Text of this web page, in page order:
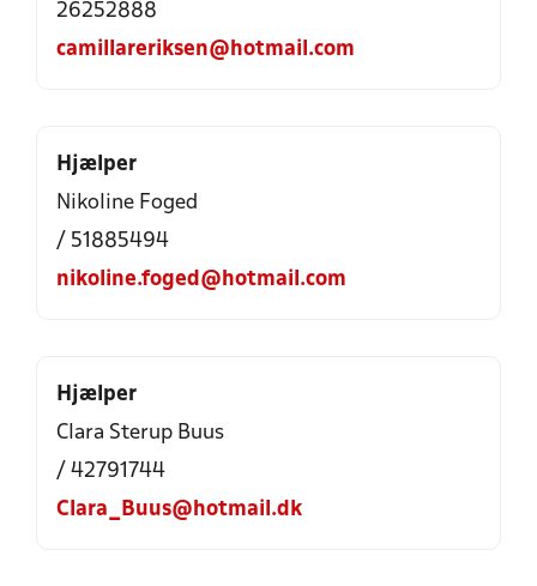
26252888
camillareriksen@hotmail.com
Hjælper
Nikoline Foged
/ 51885494
nikoline.foged@hotmail.com
Hjælper
Clara Sterup Buus
/ 42791744
Clara_Buus@hotmail.dk